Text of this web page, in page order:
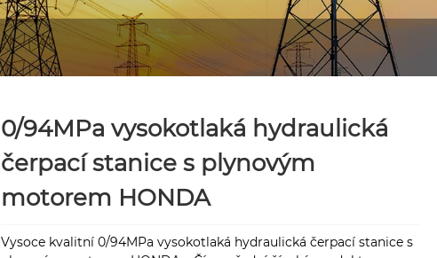
0/94MPa vysokotlaká hydraulická
čerpací stanice s plynovým
motorem HONDA
Vysoce kvalitní 0/94MPa vysokotlaká hydraulická čerpací stanice s